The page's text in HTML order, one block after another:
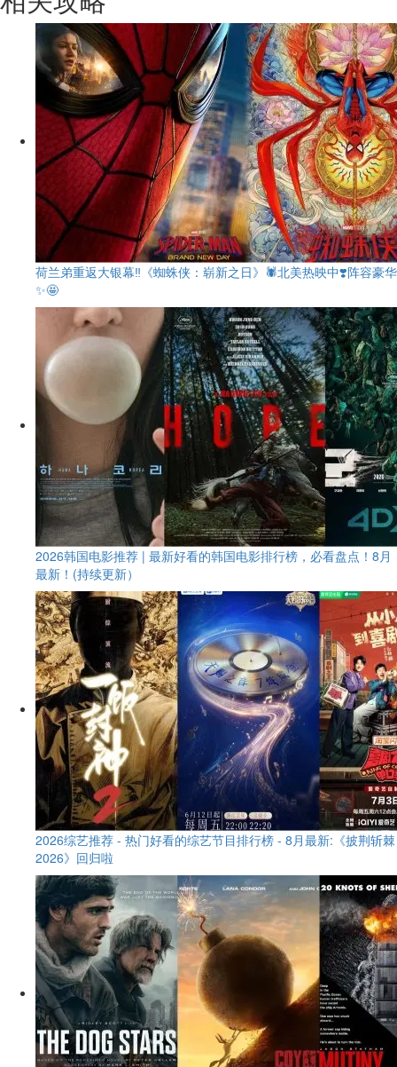
荷兰弟重返大银幕‼️《蜘蛛侠：崭新之日》🕷️北美热映中❣️阵容豪华
✨🤩
2026韩国电影推荐 | 最新好看的韩国电影排行榜，必看盘点！8月
最新！(持续更新）
2026综艺推荐 - 热门好看的综艺节目排行榜 - 8月最新:《​​披荆斩棘
2026》回归啦